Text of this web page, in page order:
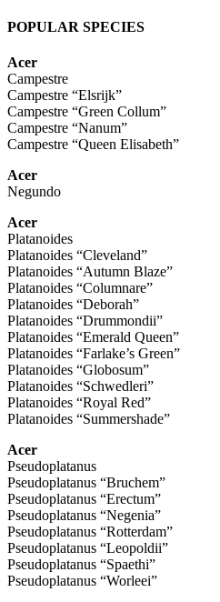
POPULAR SPECIES
Acer
Campestre
Campestre “Elsrijk”
Campestre “Green Collum”
Campestre “Nanum”
Campestre “Queen Elisabeth”
Acer
Negundo
Acer
Platanoides
Platanoides “Cleveland”
Platanoides “Autumn Blaze”
Platanoides “Columnare”
Platanoides “Deborah”
Platanoides “Drummondii”
Platanoides “Emerald Queen”
Platanoides “Farlake’s Green”
Platanoides “Globosum”
Platanoides “Schwedleri”
Platanoides “Royal Red”
Platanoides “Summershade”
Acer
Pseudoplatanus
Pseudoplatanus “Bruchem”
Pseudoplatanus “Erectum”
Pseudoplatanus “Negenia”
Pseudoplatanus “Rotterdam”
Pseudoplatanus “Leopoldii”
Pseudoplatanus “Spaethi”
Pseudoplatanus “Worleei”